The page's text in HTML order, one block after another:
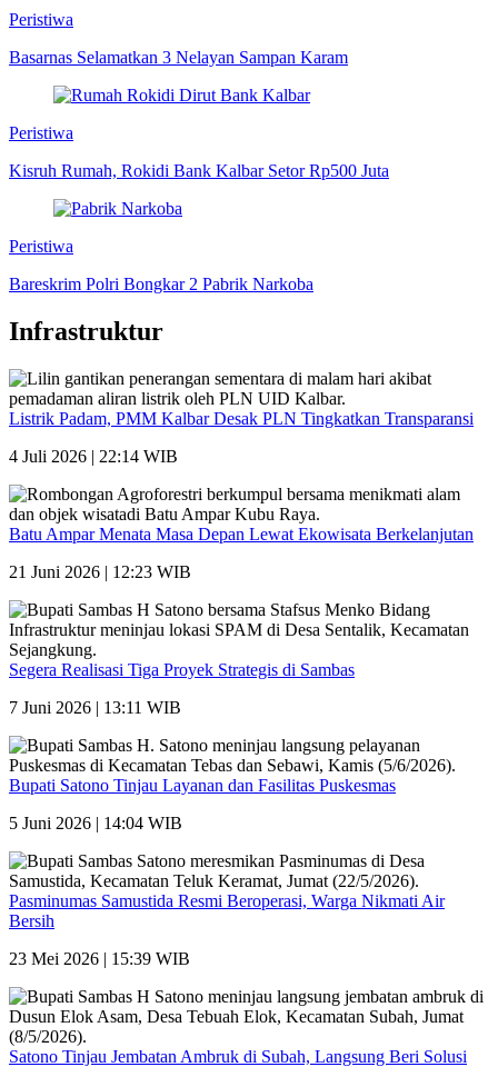
Peristiwa
Basarnas Selamatkan 3 Nelayan Sampan Karam
Peristiwa
Kisruh Rumah, Rokidi Bank Kalbar Setor Rp500 Juta
Peristiwa
Bareskrim Polri Bongkar 2 Pabrik Narkoba
Infrastruktur
Listrik Padam, PMM Kalbar Desak PLN Tingkatkan Transparansi
4 Juli 2026 | 22:14 WIB
Batu Ampar Menata Masa Depan Lewat Ekowisata Berkelanjutan
21 Juni 2026 | 12:23 WIB
Segera Realisasi Tiga Proyek Strategis di Sambas
7 Juni 2026 | 13:11 WIB
Bupati Satono Tinjau Layanan dan Fasilitas Puskesmas
5 Juni 2026 | 14:04 WIB
Pasminumas Samustida Resmi Beroperasi, Warga Nikmati Air
Bersih
23 Mei 2026 | 15:39 WIB
Satono Tinjau Jembatan Ambruk di Subah, Langsung Beri Solusi